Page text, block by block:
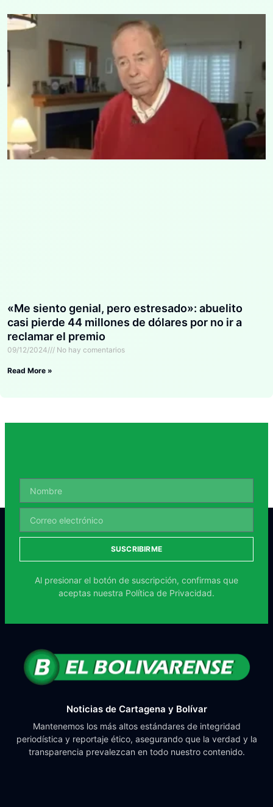
«Me siento genial, pero estresado»: abuelito
casi pierde 44 millones de dólares por no ir a
reclamar el premio
09/12/2024 No hay comentarios
Read More »
SUSCRIBIRME
Al presionar el botón de suscripción, confirmas que
aceptas nuestra Política de Privacidad.
Noticias de Cartagena y Bolívar
Mantenemos los más altos estándares de integridad
periodística y reportaje ético, asegurando que la verdad y la
transparencia prevalezcan en todo nuestro contenido.